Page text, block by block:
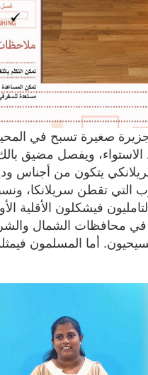
جزيرة صغيرة تسبح في
خط الاستواء، ويفصل مضيق
يتكون من أجناس
محافظات الشمال